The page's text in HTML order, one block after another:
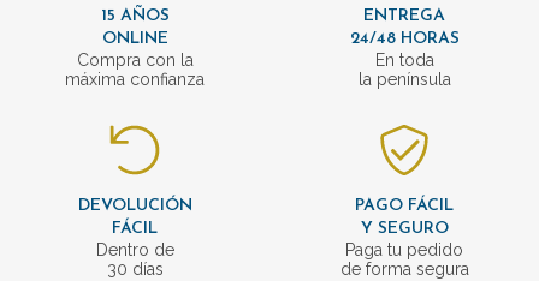
15 AÑOS
ONLINE
Compra con la
máxima confianza
ENTREGA
24/48 HORAS
En toda
la península
DEVOLUCIÓN
FÁCIL
Dentro de
30 días
PAGO FÁCIL
Y SEGURO
Paga tu pedido
de forma segura